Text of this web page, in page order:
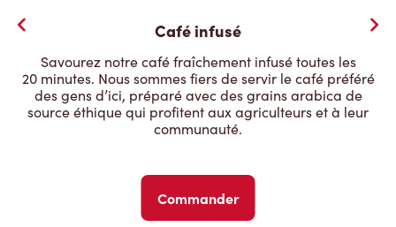
Café infusé
Savourez notre café fraîchement infusé toutes les
20 minutes. Nous sommes fiers de servir le café préféré
des gens d’ici, préparé avec des grains arabica de
source éthique qui profitent aux agriculteurs et à leur
communauté.
Commander